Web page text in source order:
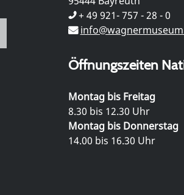
+ 49 921- 757 - 28 - 0
Öffnungszeiten
Montag bis Freitag
8.30 bis 12.30 Uhr
Montag bis Donnerstag
14.00 bis 16.30 Uhr